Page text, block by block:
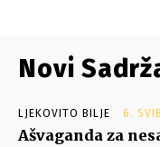
Novi
LJEKOVITO BILJE 6.
Ašvaganda za